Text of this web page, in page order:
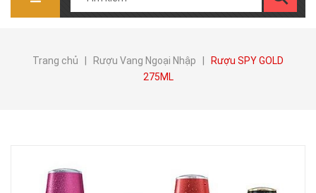
Trang chủ Rượu Vang Ngoại Nhập
Rượu SPY GOLD
275ML